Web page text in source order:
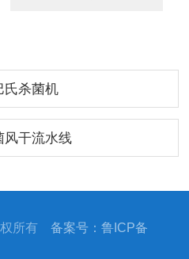
氏杀菌机
风干流水线
权所有备案号：鲁ICP备